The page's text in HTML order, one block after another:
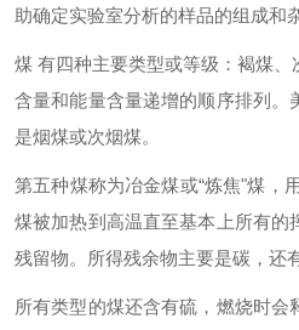
助确定实验室分析的样品的组成和
煤 有四种主要类型或等级：褐煤
含量和能量含量递增的顺序排列。
是烟煤或次烟煤。
第五种煤称为冶金煤或“炼焦"煤，
煤被加热到高温直至基本上所有的
残留物。所得残余物主要是碳，还
所有类型的煤还含有硫，燃烧时